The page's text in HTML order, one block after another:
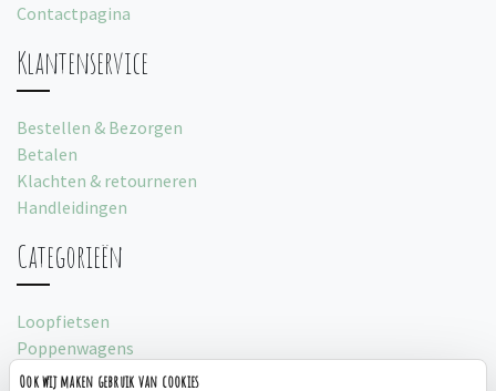
Contactpagina
Klantenservice
Bestellen & Bezorgen
Betalen
Klachten & retourneren
Handleidingen
Categorieën
Loopfietsen
Poppenwagens
Loopauto's
Ook wij maken gebruik van cookies